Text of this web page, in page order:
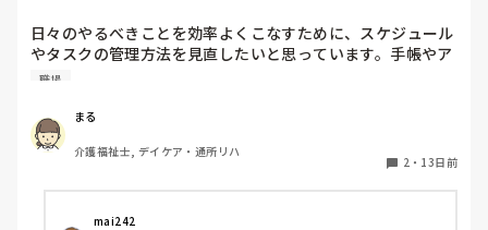
日々のやるべきことを効率よくこなすために、スケジュール
やタスクの管理方法を見直したいと思っています。手帳やア
プリ、チェックリストなど、みなさんが実践している工夫や
常のスケジュール調整をスムーズに行うためのコツは何です
か？
職場
まる
介護福祉士, デイケア・通所リハ
2 ・ 13日前
mai242